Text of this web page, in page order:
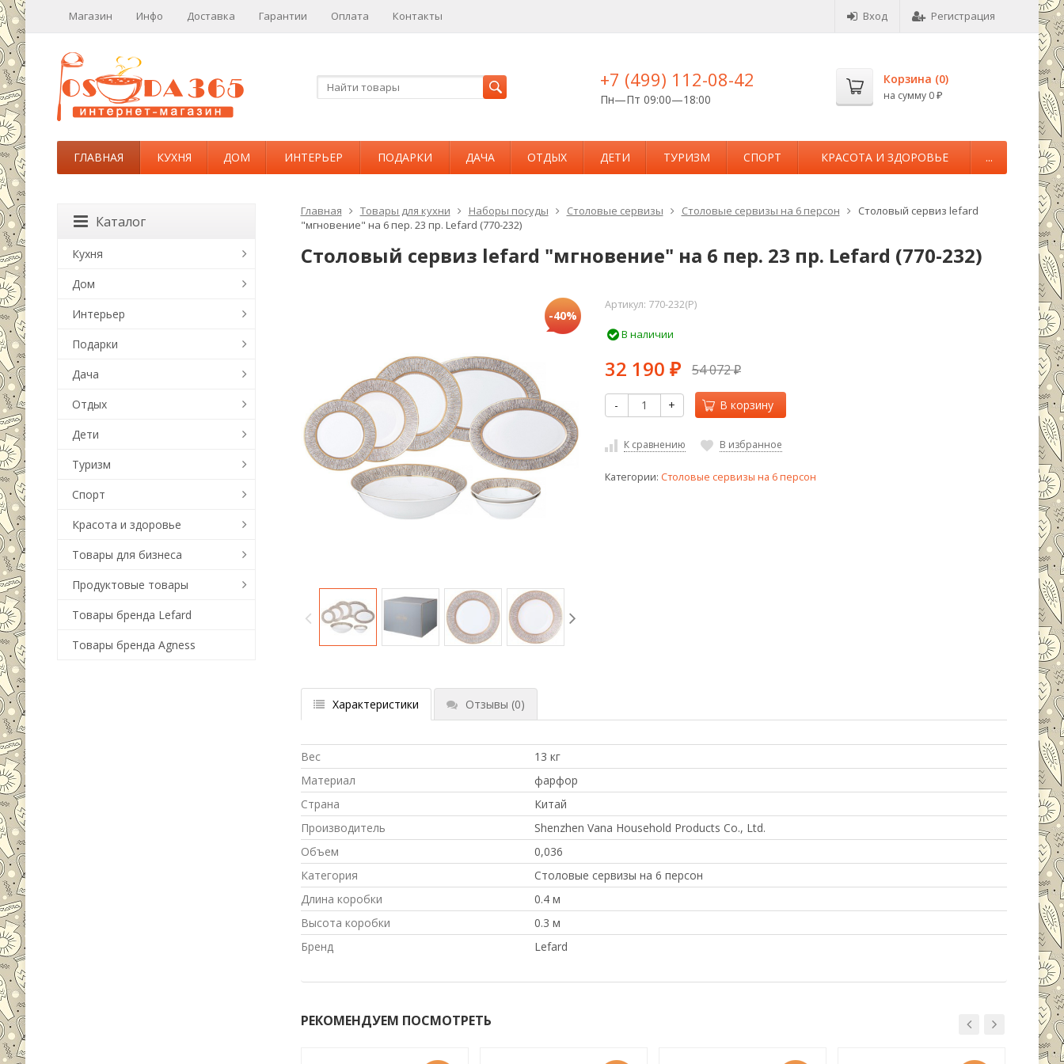
Магазин Инфо Доставка Гарантии Оплата Контакты Вход Регистрация
+7 (499) 112-08-42
Пн—Пт 09:00—18:00
Корзина (0)
на сумму 0 ₽
ГЛАВНАЯ КУХНЯ ДОМ ИНТЕРЬЕР ПОДАРКИ ДАЧА ОТДЫХ ДЕТИ ТУРИЗМ СПОРТ КРАСОТА И ЗДОРОВЬЕ ...
Главная Товары для кухни Наборы посуды Столовые сервизы Столовые сервизы на 6 персон
Столовый сервиз lefard
"мгновение" на 6 пер. 23 пр. Lefard (770-232)
Столовый сервиз lefard "мгновение" на 6 пер. 23 пр. Lefard (770-232)
-40%
Артикул: 770-232(P)
В наличии
32 190 ₽ 54 072₽
- + В корзину
К сравнению В избранное
Категории: Столовые сервизы на 6 персон
Характеристики Отзывы (0)
Вес
13 кг
Материал
фарфор
Страна
Китай
Производитель
Shenzhen Vana Household Products Co., Ltd.
Объем
0,036
Категория
Столовые сервизы на 6 персон
Длина коробки
0.4 м
Высота коробки
0.3 м
Бренд
Lefard
РЕКОМЕНДУЕМ ПОСМОТРЕТЬ
Каталог
Кухня
Дом
Интерьер
Подарки
Дача
Отдых
Дети
Туризм
Спорт
Красота и здоровье
Товары для бизнеса
Продуктовые товары
Товары бренда Lefard
Товары бренда Agness